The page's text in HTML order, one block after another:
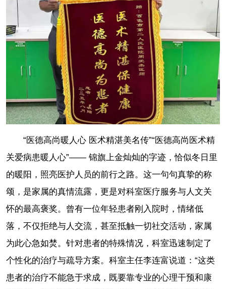
“医德高尚暖人心 医术精湛美名传”“医德高尚医术精
关爱病患暖人心”—— 锦旗上金灿灿的字迹，恰似冬日里
的暖阳，照亮医护人员的前行之路。这一句句真挚的称
颂，是家属的真情流露，更是对科室医疗服务与人文关
怀的最高褒奖。曾有一位年轻患者刚入院时，情绪低
落，不仅拒绝与人交流，甚至抵触一切社交活动，家属
为此心急如焚。针对患者的特殊情况，科室迅速制定了
个性化的治疗与疏导方案。科室主任李连富说道：“这类
患者的治疗不能急于求成，既要靠专业的心理干预和康